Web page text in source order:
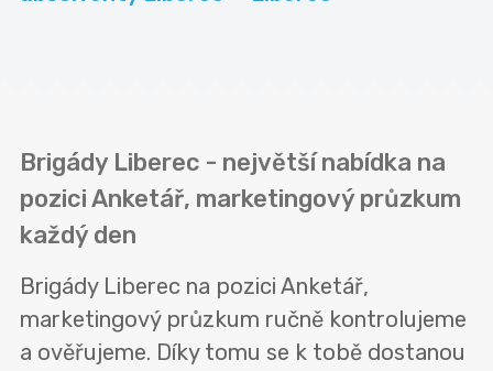
Brigády Liberec - největší nabídka na
pozici Anketář, marketingový průzkum
každý den
Brigády Liberec na pozici Anketář,
marketingový průzkum ručně kontrolujeme
a ověřujeme. Díky tomu se k tobě dostanou